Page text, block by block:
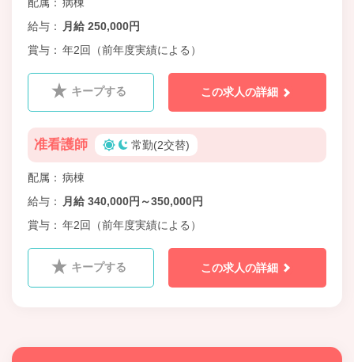
給与
月給 250,000円
賞与
年2回（前年度実績による）
キープする この求人の詳細
准看護師 常勤(2交替)
配属
病棟
給与
月給 340,000円～350,000円
賞与
年2回（前年度実績による）
キープする この求人の詳細